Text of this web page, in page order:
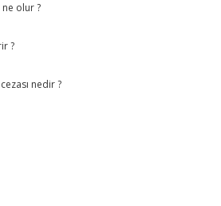
ne olur ?
?
nedir ?